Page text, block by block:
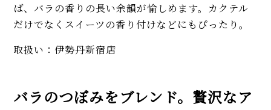
ば、バラの香りの長い余韻が愉しめます。カクテル
だけでなくスイーツの香り付けなどにもぴったり。
取扱い：伊勢丹新宿店
バラのつぼみをブレンド。贅沢なア